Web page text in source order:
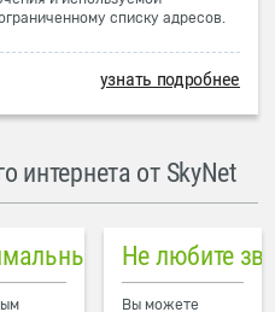
списку адресов.
узнать подробнее
интернета от SkyNet
пинг в городе
Не любите
Вы можете